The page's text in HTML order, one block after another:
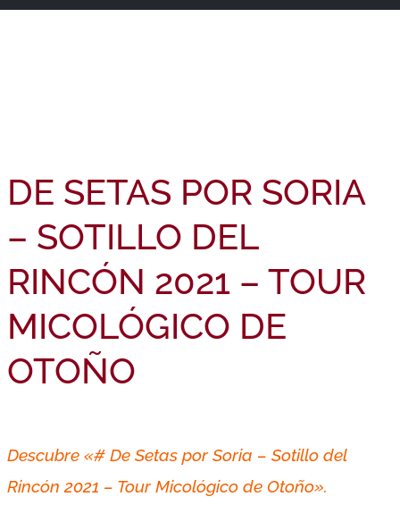
DE SETAS POR SORIA
– SOTILLO DEL
RINCÓN 2021 – TOUR
MICOLÓGICO DE
OTOÑO
Descubre «# De Setas por Soria – Sotillo del
Rincón 2021 – Tour Micológico de Otoño».